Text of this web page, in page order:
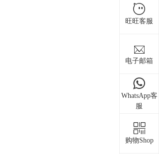
旺旺客服
电子邮箱
WhatsApp客
服
购物Shop